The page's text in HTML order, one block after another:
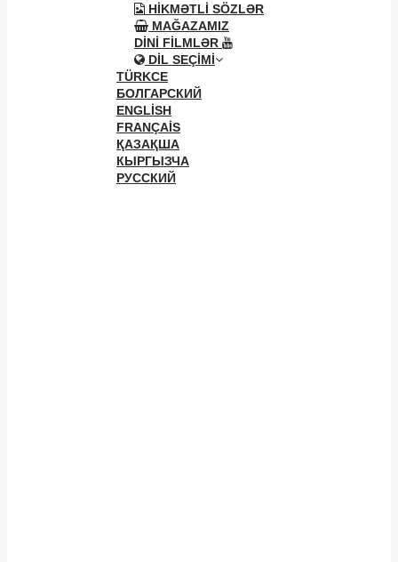
HIKMƏTLI SÖZLƏR
MAĞAZAMIZ
DINI FILMLƏR
DIL SEÇIMI
TÜRKCE
БОЛГАРСКИЙ
ENGLISH
FRANÇAIS
ҚАЗАҚША
КЫРГЫЗЧА
РУССКИЙ